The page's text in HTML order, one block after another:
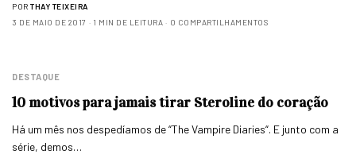
POR THAY TEIXEIRA
3 DE MAIO DE 2017
1 MIN DE LEITURA 0 COMPARTILHAMENTOS
DESTAQUE
10 motivos para jamais tirar Steroline do coração
Há um mês nos despedíamos de “The Vampire Diaries“. E junto com a
série, demos…